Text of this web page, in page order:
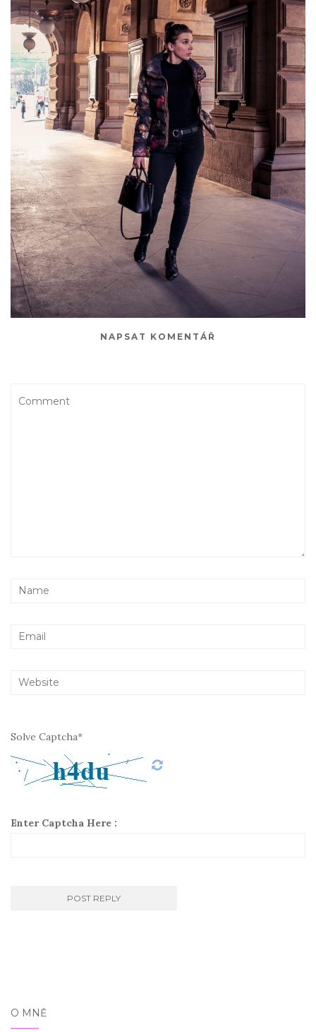
NAPSAT KOMENTÁŘ
Solve Captcha*
Enter Captcha Here :
O MNĚ